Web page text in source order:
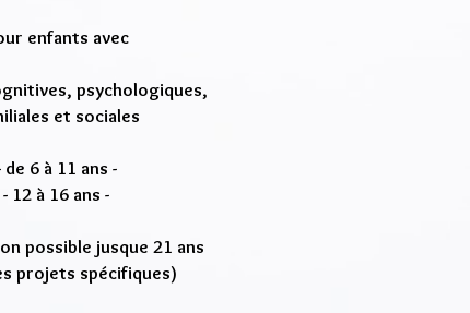
enfants avec
psychologiques,
et sociales
de 6 à 11 ans -
- 12 à 16 ans -
possible jusque 21 ans
projets spécifiques)